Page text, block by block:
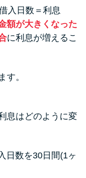
入日数＝利息
額が大きくなった
に利息が増えるこ
す。
息はどのように変
日数を30日間(1ヶ